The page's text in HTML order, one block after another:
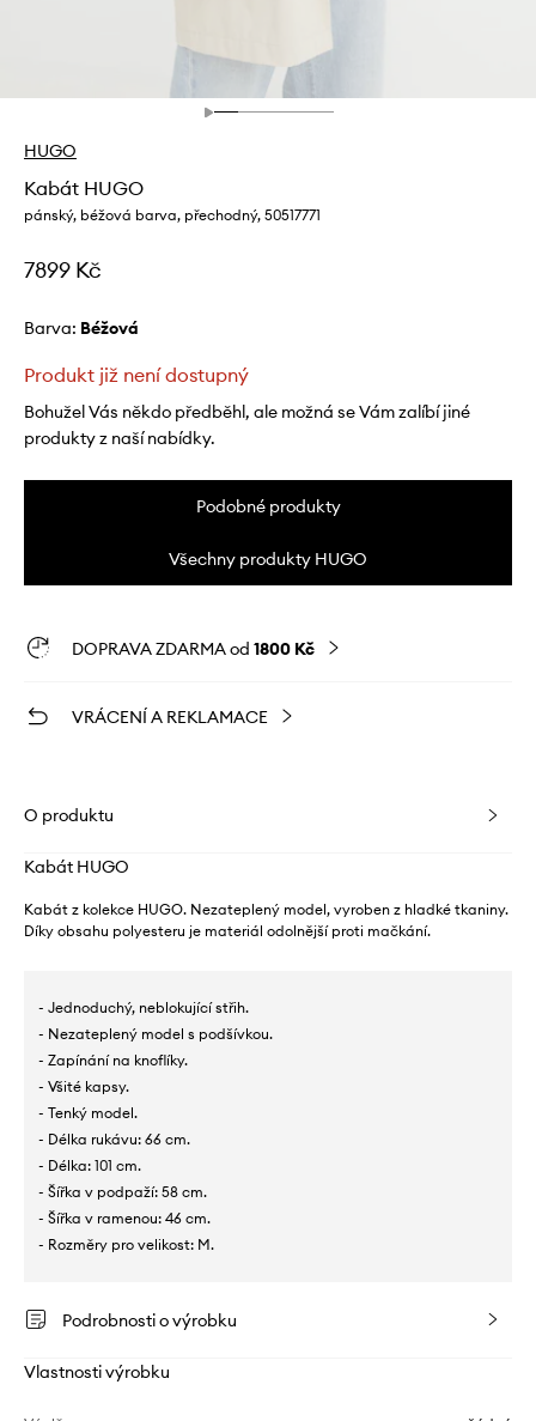
HUGO
Kabát HUGO
pánský, béžová barva, přechodný, 50517771
7899 Kč
Barva: béžová
Produkt již není dostupný
Bohužel Vás někdo předběhl, ale možná se Vám zalíbí jiné
produkty z naší nabídky.
Podobné produkty
Všechny produkty HUGO
DOPRAVA ZDARMA od 1800 Kč
VRÁCENÍ A REKLAMACE
O produktu
Kabát HUGO
Kabát z kolekce HUGO. Nezateplený model, vyroben z hladké tkaniny.
Díky obsahu polyesteru je materiál odolnější proti mačkání.
- Jednoduchý, neblokující střih.
- Nezateplený model s podšívkou.
- Zapínání na knoflíky.
- Všité kapsy.
- Tenký model.
- Délka rukávu: 66 cm.
- Délka: 101 cm.
- Šířka v podpaží: 58 cm.
- Šířka v ramenou: 46 cm.
- Rozměry pro velikost: M.
Podrobnosti o výrobku
Vlastnosti výrobku